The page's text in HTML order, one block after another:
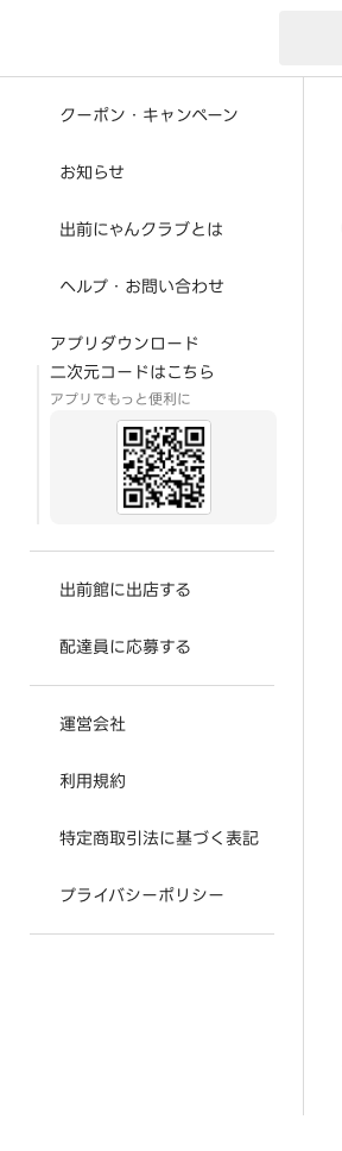
クーポン・キャンペーン
お知らせ
出前にゃんクラブとは
ヘルプ・お問い合わせ
アプリダウンロード
二次元コードはこちら
アプリでもっと便利に
出前館に出店する
配達員に応募する
運営会社
利用規約
特定商取引法に基づく表記
プライバシーポリシー